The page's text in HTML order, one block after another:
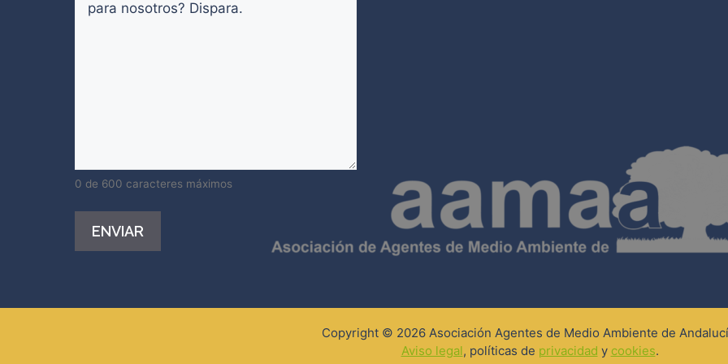
0 de 600 caracteres máximos
Copyright © 2026 Asociación Agentes de Medio Ambiente de
Aviso legal, políticas de privacidad y cookies.